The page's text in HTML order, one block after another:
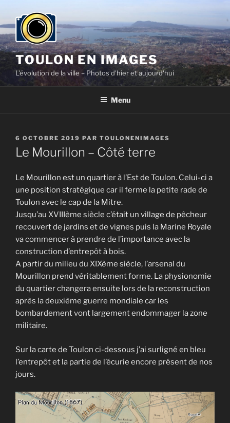
contenu
principal
TOULON EN IMAGES
L'évolution de la ville – Photos d'hier et aujourd'hui
Menu
PUBLIÉ
LE
6 OCTOBRE 2019 PAR TOULONENIMAGES
Le Mourillon – Côté terre
Le Mourillon est un quartier à l’Est de Toulon. Celui-ci a
une position stratégique car il ferme la petite rade de
Toulon avec le cap de la Mitre.
Jusqu’au XVIIIème siècle c’était un village de pêcheur
recouvert de jardins et de vignes puis la Marine Royale
va commencer à prendre de l’importance avec la
construction d’entrepôt à bois.
A partir du milieu du XIXème siècle, l’arsenal du
Mourillon prend véritablement forme. La physionomie
du quartier changera ensuite lors de la reconstruction
après la deuxième guerre mondiale car les
bombardement vont largement endommager la zone
militaire.
Sur la carte de Toulon ci-dessous j’ai surligné en bleu
l’entrepôt et la partie de l’écurie encore présent de nos
jours.